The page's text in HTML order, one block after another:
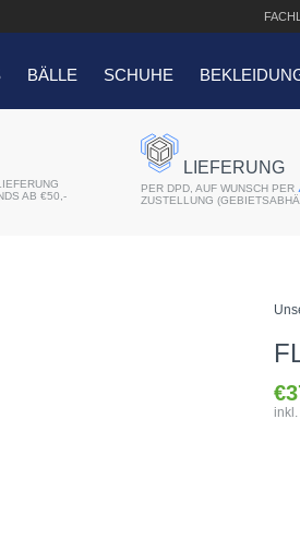
BÄLLE SCHUHE
AB €50,-
LIEFERUNG
PER DPD, AUF WUNSCH PER
ZUSTELLUNG